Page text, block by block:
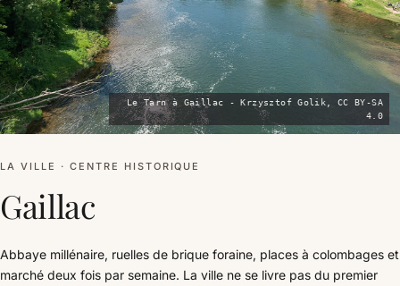
Le Tarn à Gaillac - Krzysztof Golik, CC BY-SA
4.0
LA VILLE · CENTRE HISTORIQUE
Gaillac
Abbaye millénaire, ruelles de brique foraine, places à colombages et
marché deux fois par semaine. La ville ne se livre pas du premier